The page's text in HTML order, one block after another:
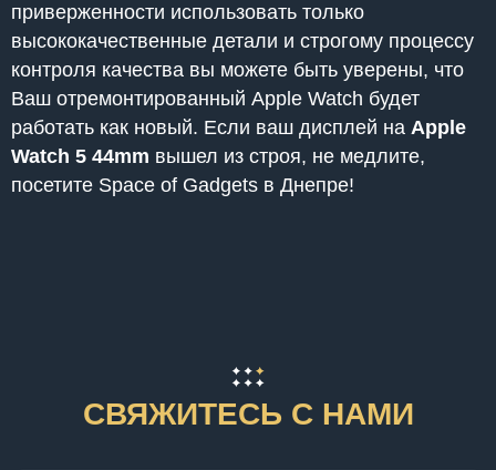
приверженности использовать только
высококачественные детали и строгому процессу
контроля качества вы можете быть уверены, что
Ваш отремонтированный Apple Watch будет
работать как новый. Если ваш дисплей на Apple
Watch 5 44mm вышел из строя, не медлите,
посетите Space of Gadgets в Днепре!
СВЯЖИТЕСЬ С НАМИ